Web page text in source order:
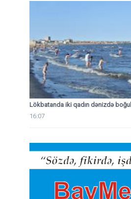
Lökbatanda iki qadın dənizdə
16:07